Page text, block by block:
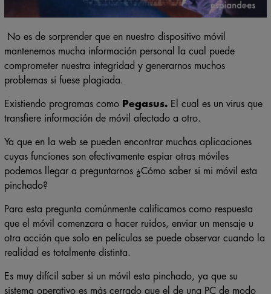
No es de sorprender que en nuestro dispositivo móvil
mantenemos mucha información personal la cual puede
comprometer nuestra integridad y generarnos muchos
problemas si fuese plagiada.
Existiendo programas como Pegasus.El cual es un virus que
transfiere información de móvil afectado a otro.
Ya que en la web se pueden encontrar muchas aplicaciones
cuyas funciones son efectivamente espiar otras móviles
podemos llegar a preguntarnos ¿Cómo saber si mi móvil esta
pinchado?
Para esta pregunta comúnmente calificamos como respuesta
que el móvil comenzara a hacer ruidos, enviar un mensaje u
otra acción que solo en películas se puede observar cuando la
realidad es totalmente distinta.
Es muy difícil saber si un móvil esta pinchado, ya que su
sistema operativo es más cerrado que el de una PC de modo